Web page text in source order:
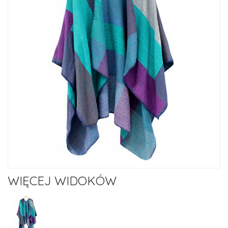
WIĘCEJ WIDOKÓW